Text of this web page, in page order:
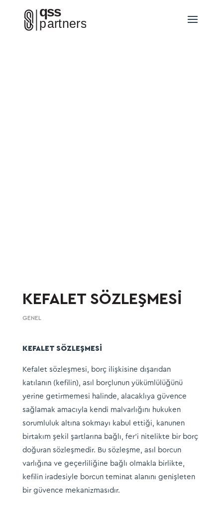
KEFALET SÖZLEŞMESİ
GENEL
KEFALET SÖZLEŞMESİ
Kefalet sözleşmesi, borç ilişkisine dışarıdan
katılanın (kefilin), asıl borçlunun yükümlülüğünü
yerine getirmemesi halinde, alacaklıya güvence
sağlamak amacıyla kendi malvarlığını hukuken
sorumluluk altına sokmayı kabul ettiği, kanunen
birtakım şekil şartlarına bağlı, fer’i nitelikte bir borç
doğuran sözleşmedir. Bu sözleşme, asıl borcun
varlığına ve geçerliliğine bağlı olmakla birlikte,
kefilin iradesiyle borcun teminat alanını genişleten
bir güvence mekanizmasıdır.